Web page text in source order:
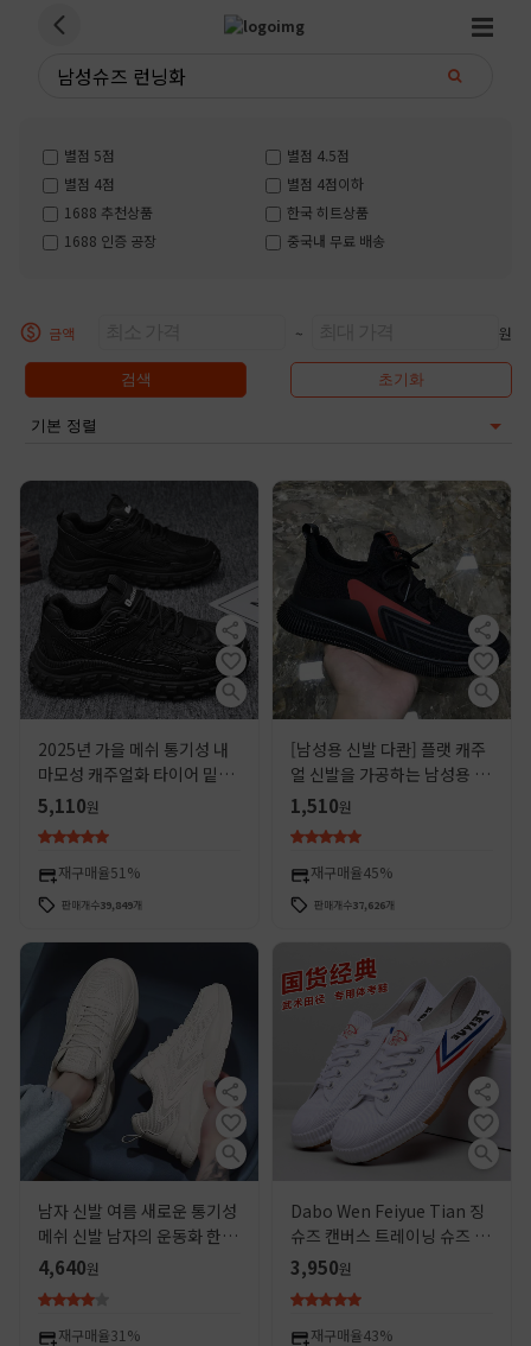
별점 5점
별점 4.5점
별점 4점
별점 4점이하
1688 추천상품
한국 히트상품
1688 인증 공장
중국내 무료 배송
금액 ~ 원
2025년 가을 메쉬 통기성 내
마모성 캐주얼화 타이어 밑창
스포츠 러닝화 남성용 신발
5,110원
재구매율51%
판매개수39,849개
[남성용 신발 다콴] 플랫 캐주
얼 신발을 가공하는 남성용 재
고 신발 통기성 달리기 남성용
신발
1,510원
재구매율45%
판매개수37,626개
남자 신발 여름 새로운 통기성
메쉬 신발 남자의 운동화 한국
식 모든 일치 흰색 신발 두께
러닝 캐주얼 신발
4,640원
재구매율31%
Dabo Wen Feiyue Tian 징
슈즈 캔버스 트레이닝 슈즈 운
동 신발 실행 흰색 운동화 체조
신발 남성용 스포츠 시험 신발
3,950원
재구매율43%